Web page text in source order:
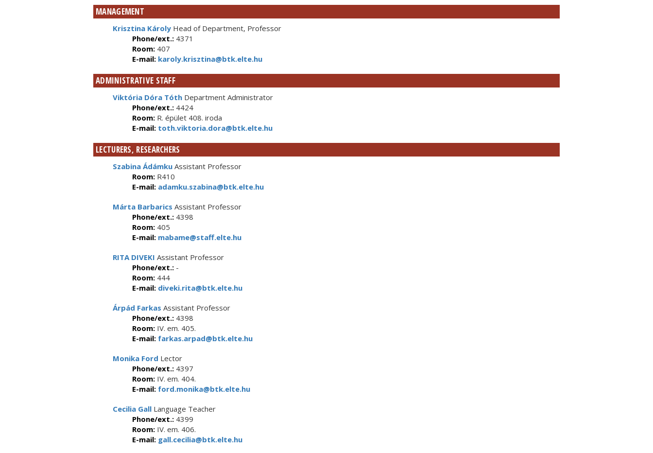
MANAGEMENT
Krisztina Károly Head of Department, Professor
Phone/ext.: 4371
Room: 407
E-mail: karoly.krisztina@btk.elte.hu
ADMINISTRATIVE STAFF
Viktória Dóra Tóth Department Administrator
Phone/ext.: 4424
Room: R. épület 408. iroda
E-mail: toth.viktoria.dora@btk.elte.hu
LECTURERS, RESEARCHERS
Szabina Ádámku Assistant Professor
Room: R410
E-mail: adamku.szabina@btk.elte.hu
Márta Barbarics Assistant Professor
Phone/ext.: 4398
Room: 405
E-mail: mabame@staff.elte.hu
RITA DIVEKI Assistant Professor
Phone/ext.: -
Room: 444
E-mail: diveki.rita@btk.elte.hu
Árpád Farkas Assistant Professor
Phone/ext.: 4398
Room: IV. em. 405.
E-mail: farkas.arpad@btk.elte.hu
Monika Ford Lector
Phone/ext.: 4397
Room: IV. em. 404.
E-mail: ford.monika@btk.elte.hu
Cecilia Gall Language Teacher
Phone/ext.: 4399
Room: IV. em. 406.
E-mail: gall.cecilia@btk.elte.hu